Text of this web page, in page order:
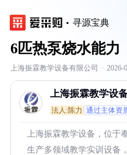
寻源宝典
6匹热泵烧水能力
上海振霖教学设备有限公司 · 2026-
上海振霖教学设
法人:陈力 通过主体资
上海振霖教学设备，位于
生产多领域教学实训设备